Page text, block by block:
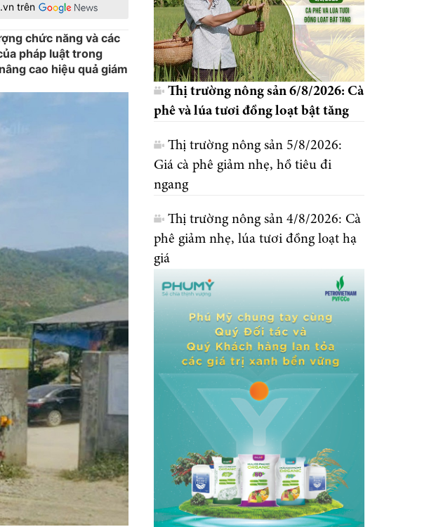
trên
chức năng và các
pháp luật trong
cao hiệu quả giám
Thị trường nông sản 6/8/2026: Cà
phê và lúa tươi đồng loạt bật tăng
Thị trường nông sản 5/8/2026:
Giá cà phê giảm nhẹ, hồ tiêu đi
ngang
Thị trường nông sản 4/8/2026: Cà
phê giảm nhẹ, lúa tươi đồng loạt hạ
giá